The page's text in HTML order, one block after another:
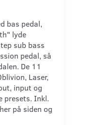
bas pedal,
lyde
sub bass
pedal, så
De 11
Laser,
input og
presets. Inkl.
på siden og